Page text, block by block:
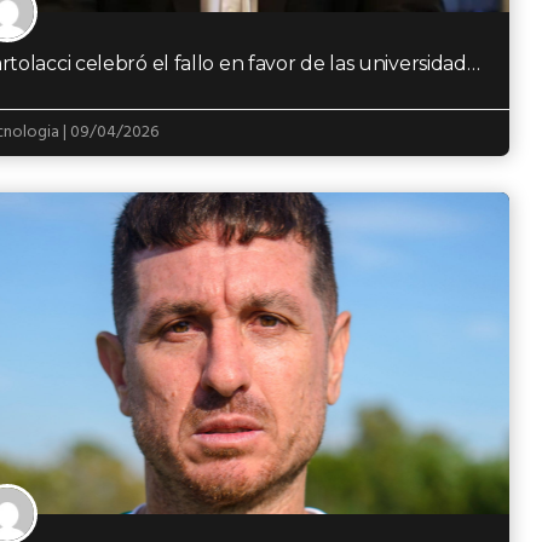
Bartolacci celebró el fallo en favor de las universidades y se mostró expectante en que…
| 09/04/2026